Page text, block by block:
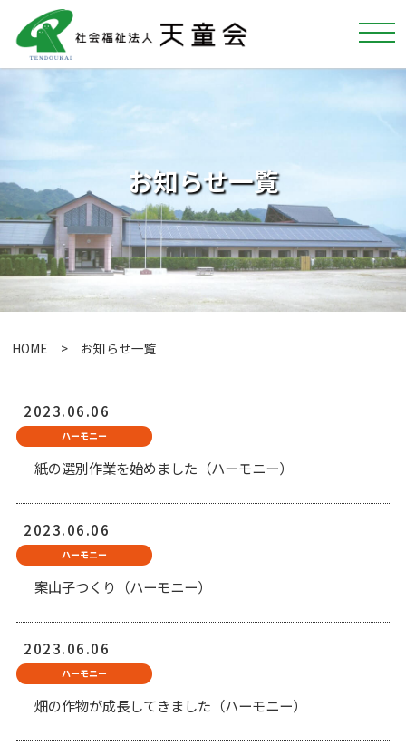
お知らせ一覧
HOME > お知らせ一覧
2023.06.06
ハーモニー
紙の選別作業を始めました（ハーモニー）
2023.06.06
ハーモニー
案山子つくり（ハーモニー）
2023.06.06
ハーモニー
畑の作物が成長してきました（ハーモニー）